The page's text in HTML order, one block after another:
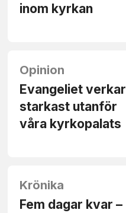
inom kyrkan
Opinion
Evangeliet verkar
starkast utanför
våra kyrkopalats
Krönika
Fem dagar kvar –